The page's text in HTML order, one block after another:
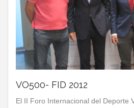
VO500- FID 2012
El II Foro Internacional del Deporte